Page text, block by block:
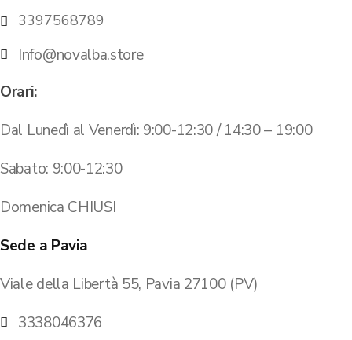
3397568789
Info@novalba.store
Orari:
Dal Lunedì al Venerdì: 9:00-12:30 / 14:30 – 19:00
Sabato: 9:00-12:30
Domenica CHIUSI
Sede a Pavia
Viale della Libertà 55, Pavia 27100 (PV)
3338046376